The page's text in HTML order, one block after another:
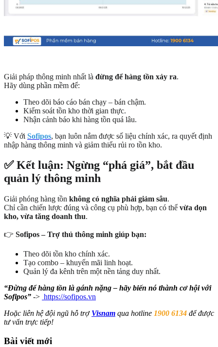
Giải pháp thông minh nhất là đừng để hàng tồn xảy ra.
Hãy dùng phần mềm để:
Theo dõi báo cáo bán chạy – bán chậm.
Kiểm soát tồn kho thời gian thực.
Nhận cảnh báo khi hàng tồn quá lâu.
💡 Với Sofipos, bạn luôn nắm được số liệu chính xác, ra quyết định
nhập hàng thông minh và giảm thiểu rủi ro tồn kho.
✅ Kết luận: Ngừng “phá giá”, bắt đầu
quản lý thông minh
Giải phóng hàng tồn không có nghĩa phải giảm sâu.
Chỉ cần chiến lược đúng và công cụ phù hợp, bạn có thể vừa dọn
kho, vừa tăng doanh thu.
👉 Sofipos – Trợ thủ thông minh giúp bạn:
Theo dõi tồn kho chính xác.
Tạo combo – khuyến mãi linh hoạt.
Quản lý đa kênh trên một nền tảng duy nhất.
“Đừng để hàng tồn là gánh nặng – hãy biến nó thành cơ hội với
Sofipos” -> https://sofipos.vn
Hoặc liên hệ đội ngũ hỗ trợ Visnam qua hotline 1900 6134 để được
tư vấn trực tiếp!
Bài viết mới